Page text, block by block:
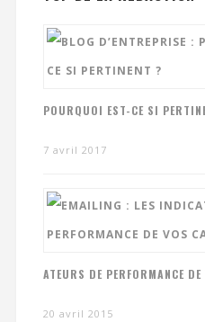
POURQUOI EST-CE SI
7 avril 2017
ATEURS DE PERFORMANCE
20 avril 2015